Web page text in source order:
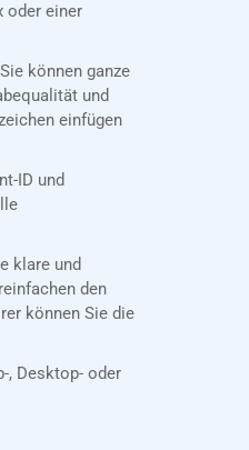
oder einer
können ganze
und
einfügen
ID und
klare und
den
können Sie die
, Desktop- oder